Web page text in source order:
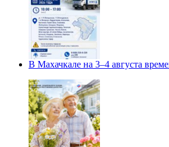
В Махачкале на 3–4 августа